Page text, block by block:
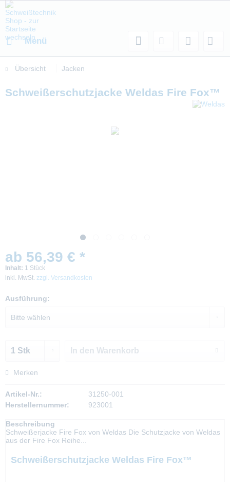
Menü
Übersicht Jacken
Schweißerschutzjacke Weldas Fire Fox™
ab 56,39 € *
Inhalt: 1 Stück
inkl. MwSt. zzgl. Versandkosten
Ausführung:
In den Warenkorb
Merken
Artikel-Nr.:
31250-001
Herstellernummer:
923001
Beschreibung
Schweißerjacke Fire Fox von Weldas Die Schutzjacke von Weldas
aus der Fire Fox Reihe...
Schweißerschutzjacke Weldas Fire Fox™